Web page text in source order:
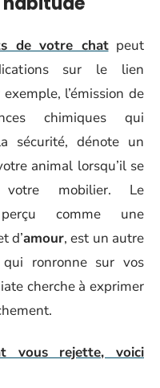
de votre chatpeut
sur le lien
l’émission de
chimiques qui
dénote un
animal lorsqu’il se
mobilier. Le
comme une
d’amour, est un autre
ronronne sur vos
cherche à exprimer
vous rejette, voici